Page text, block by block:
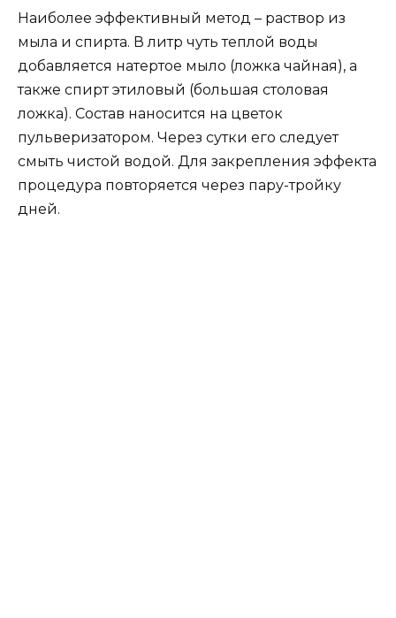
Наиболее эффективный метод – раствор из
мыла и спирта. В литр чуть теплой воды
добавляется натертое мыло (ложка чайная), а
также спирт этиловый (большая столовая
ложка). Состав наносится на цветок
пульверизатором. Через сутки его следует
смыть чистой водой. Для закрепления эффекта
процедура повторяется через пару-тройку
дней.